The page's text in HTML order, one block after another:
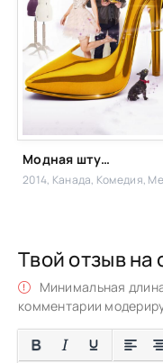
Модная штучка
2014, Канада, Комедия,
Твой отзыв
Минимальная
комментарии